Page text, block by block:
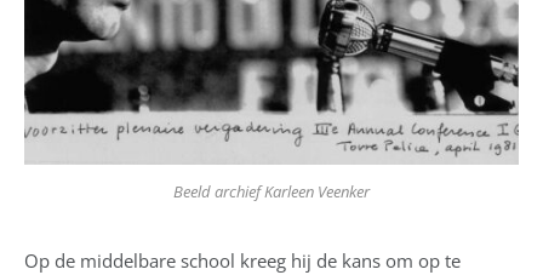
Beeld archief Karleen Veenker
Op de middelbare school kreeg hij de kans om op te